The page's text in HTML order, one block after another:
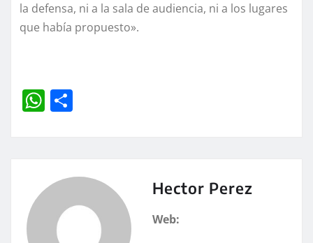
la defensa, ni a la sala de audiencia, ni a los lugares
que había propuesto».
W
A
p
rt
Hector Perez
Web: